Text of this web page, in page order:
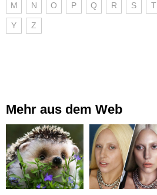
M N O P Q R S T
Y Z
Mehr aus dem Web